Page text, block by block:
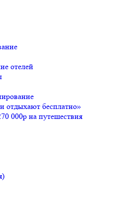
отелей
отдыхают бесплатно»
000р на путешествия